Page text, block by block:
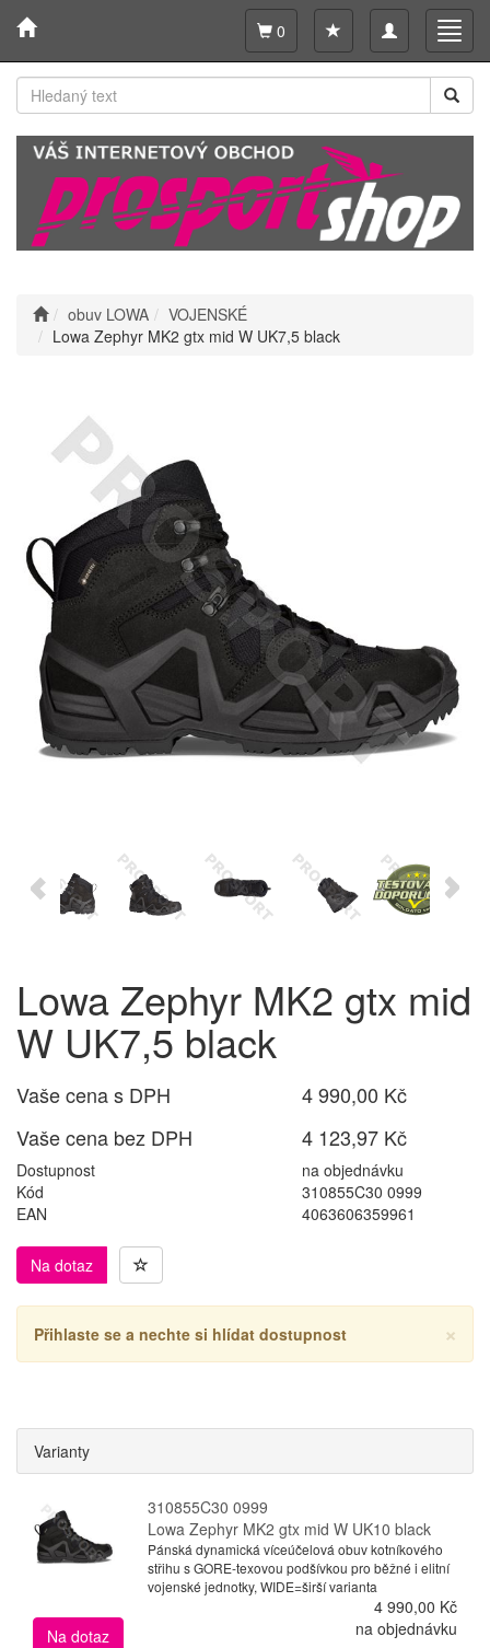
Toggle
navigation
0
obuv LOWA
VOJENSKÉ
Lowa Zephyr MK2 gtx mid W UK7,5 black
Lowa Zephyr MK2 gtx mid
W UK7,5 black
Vaše cena s DPH
4 990,00 Kč
Vaše cena bez DPH
4 123,97 Kč
Dostupnost
na objednávku
Kód
310855C30 0999
EAN
4063606359961
Na dotaz
×
Přihlaste se a nechte si hlídat dostupnost
Varianty
310855C30 0999
Lowa Zephyr MK2 gtx mid W UK10 black
Pánská dynamická víceúčelová obuv kotníkového
střihu s GORE-texovou podšívkou pro běžné i elitní
vojenské jednotky, WIDE=širší varianta
4 990,00 Kč
Na dotaz
na objednávku